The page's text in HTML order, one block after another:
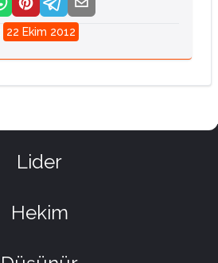
22 Ekim 2012
Lider
Hekim